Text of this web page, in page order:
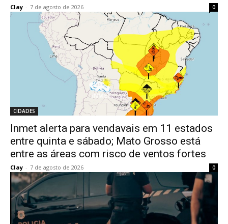
Clay - 7 de agosto de 2026 0
CIDADES
Inmet alerta para vendavais em 11 estados
entre quinta e sábado; Mato Grosso está
entre as áreas com risco de ventos fortes
Clay - 7 de agosto de 2026 0